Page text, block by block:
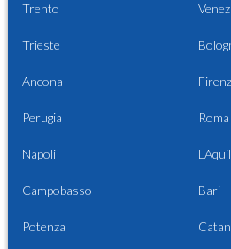
Trento
Trieste
Ancona
Perugia Roma
Napoli
Campobasso Bari
Potenza